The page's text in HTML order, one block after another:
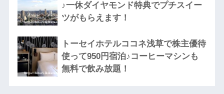
♪一休ダイヤモンド特典でプチスイー
ツがもらえます！
トーセイホテルココネ浅草で株主優待
使って950円宿泊♪コーヒーマシンも
無料で飲み放題！